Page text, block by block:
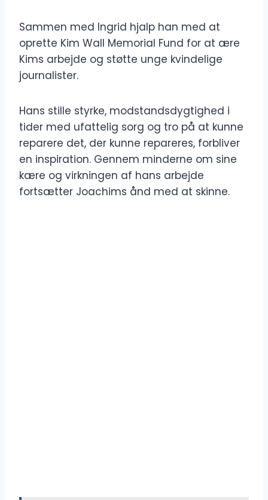
Sammen med Ingrid hjalp han med at
oprette Kim Wall Memorial Fund for at ære
Kims arbejde og støtte unge kvindelige
journalister.
Hans stille styrke, modstandsdygtighed i
tider med ufattelig sorg og tro på at kunne
reparere det, der kunne repareres, forbliver
en inspiration. Gennem minderne om sine
kære og virkningen af ​​hans arbejde
fortsætter Joachims ånd med at skinne.